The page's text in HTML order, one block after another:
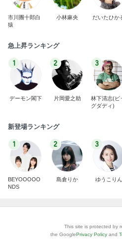
市川團十郎白
猿
小林麻央 だいたひか
急上昇ランキング
1
デーモン閣下
2
片岡愛之助
3
林下清志(ビ
グダディ)
新登場ランキング
1
BEYOOOOO
NDS
2
島倉りか
3
ゆうこりん
This site is protected by
the GooglePrivacy Policy and